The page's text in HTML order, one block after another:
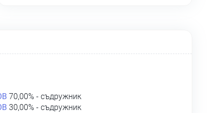
70,00% - съдружник
30,00% - съдружник